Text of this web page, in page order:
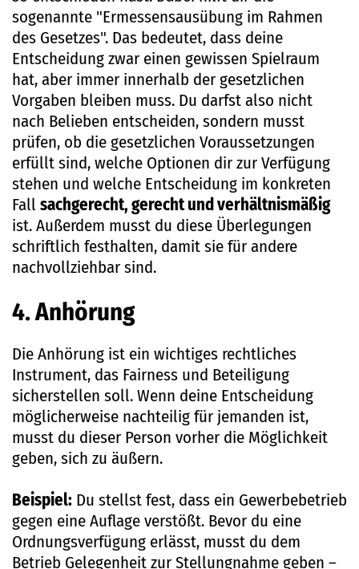
sogenannte "Ermessensausübung im Rahmen
des Gesetzes". Das bedeutet, dass deine
Entscheidung zwar einen gewissen Spielraum
hat, aber immer innerhalb der gesetzlichen
Vorgaben bleiben muss. Du darfst also nicht
nach Belieben entscheiden, sondern musst
prüfen, ob die gesetzlichen Voraussetzungen
erfüllt sind, welche Optionen dir zur Verfügung
stehen und welche Entscheidung im konkreten
Fall sachgerecht, gerecht und verhältnismäßig
ist. Außerdem musst du diese Überlegungen
schriftlich festhalten, damit sie für andere
nachvollziehbar sind.
4. Anhörung
Die Anhörung ist ein wichtiges rechtliches
Instrument, das Fairness und Beteiligung
sicherstellen soll. Wenn deine Entscheidung
möglicherweise nachteilig für jemanden ist,
musst du dieser Person vorher die Möglichkeit
geben, sich zu äußern.
Beispiel: Du stellst fest, dass ein Gewerbebetrieb
gegen eine Auflage verstößt. Bevor du eine
Ordnungsverfügung erlässt, musst du dem
Betrieb Gelegenheit zur Stellungnahme geben –